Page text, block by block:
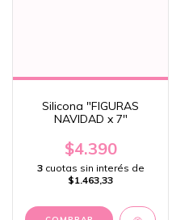
Silicona "FIGURAS
NAVIDAD x 7"
$4.390
3 cuotas sin interés de
$1.463,33